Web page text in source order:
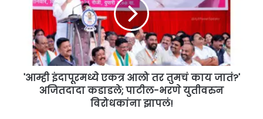
अजितदादा
कडाडले;'आम्ही इंदापूरमध्ये एकत्र आलो तर तुमचं काय जातं?'
अजितदादा कडाडले; पाटील-भरणे युतीवरुन
विरोधकांना झापलं!